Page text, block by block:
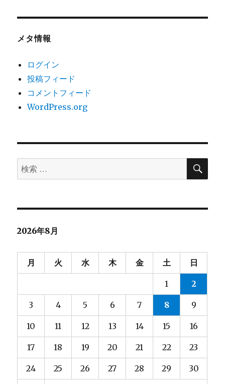
メタ情報
ログイン
投稿フィード
コメントフィード
WordPress.org
検
索
象:
検
2026年8月
月 火 水 木 金 土 日
1 2
3 4 5 6 7 8 9
10 11 12 13 14 15 16
17 18 19 20 21 22 23
24 25 26 27 28 29 30